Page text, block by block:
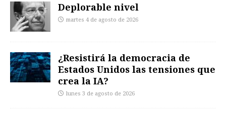
Deplorable nivel
martes 4 de agosto de 2026
¿Resistirá la democracia de
Estados Unidos las tensiones que
crea la IA?
lunes 3 de agosto de 2026